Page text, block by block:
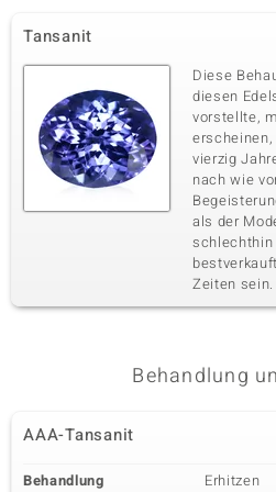
Tansanit
Diese
diesen
vorstellte,
vierzig
nach wie
als der
schlechthin
Zeiten sein.
Behandlung
AAA-Tansanit
Behandlung Erhitzen